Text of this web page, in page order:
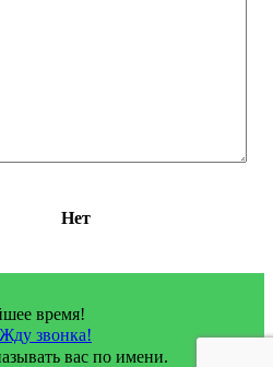
Нет
время!
Жду звонка!
вас по имени.